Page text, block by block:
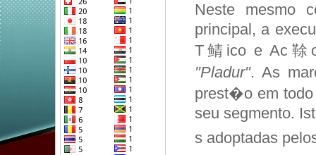
Neste mesmo
principal, a
T鲭ico e Ac䩣
"Pladur". As
prest�o em
seu segmento.
s adoptadas